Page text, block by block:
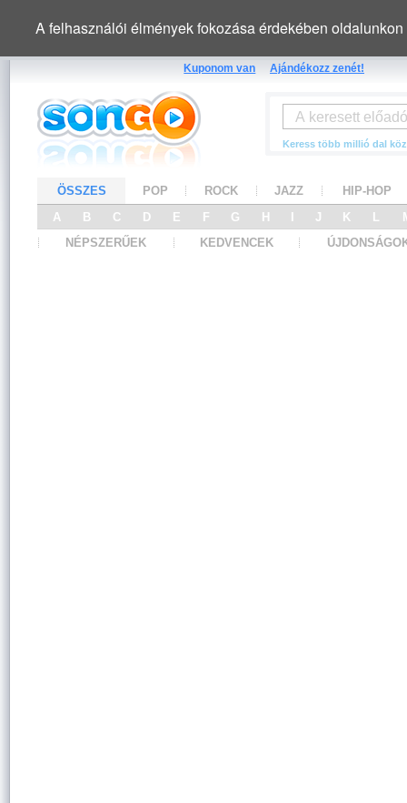
A felhasználói élmények fokozása érdekében
Kuponom van Ajándékozz zenét!
Keress több millió dal
ÖSSZES POP ROCK JAZZ
HIP-HOP
A
B C D E F G H J K L
NÉPSZERŰEK
KEDVENCEK